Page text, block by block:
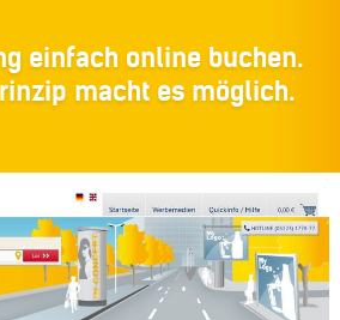
einfach online buchen.
macht es möglich.